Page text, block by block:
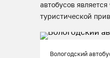
автобусов
туристической
Вологодский